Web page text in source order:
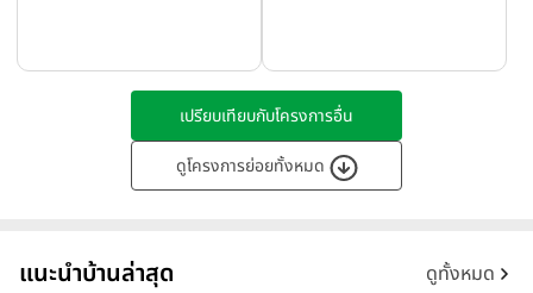
เปรียบเทียบกับโครงการอื่น
ดูโครงการย่อยทั้งหมด
แนะนำบ้านล่าสุด ดูทั้งหมด